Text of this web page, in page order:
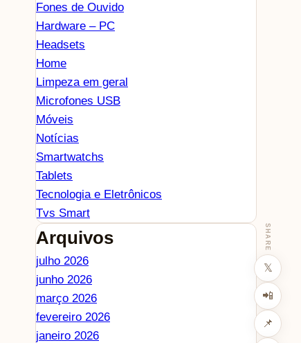
SHARE
𝕏
📲
📌
Fones de Ouvido
Hardware – PC
Headsets
Home
Limpeza em geral
Microfones USB
Móveis
Notícias
Smartwatchs
Tablets
Tecnologia e Eletrônicos
Tvs Smart
Arquivos
julho 2026
junho 2026
março 2026
fevereiro 2026
janeiro 2026